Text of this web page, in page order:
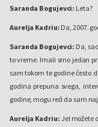
Saranda Bogujevci: Leta?
Aurelja Kadriu: Da, 2007.
Saranda Bogujevci: Da,
to vreme. Imali smo jedan
sam tokom te godine često
godina prepuna svega,
godine, mogu reći da sam
Aurelja Kadriu: Jel možete